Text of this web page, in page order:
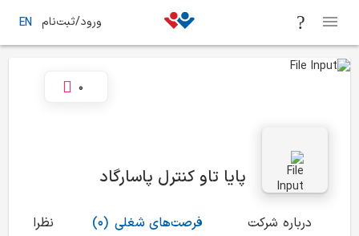
ورود/ثبت‌نام EN
پایا تاو کنترل پاسارگاد
0
درباره شرکت (0) فرصت‌های شغلی نظرات